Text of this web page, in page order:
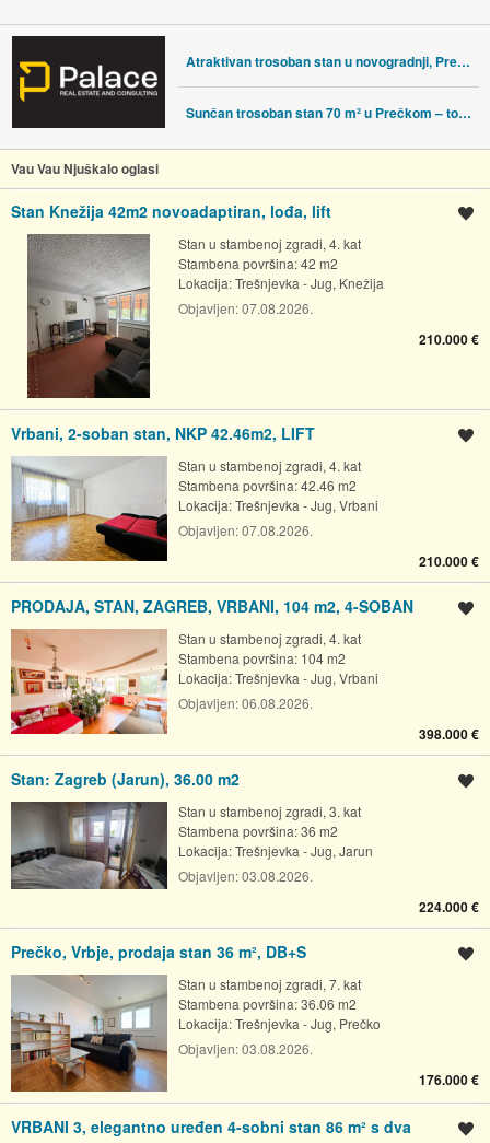
Atraktivan trosoban stan u novogradnji, Prečko, 106,71 m2
Sunčan trosoban stan 70 m² u Prečkom – top lokacija i povezanost
Vau Vau Njuškalo oglasi
Stan Knežija 42m2 novoadaptiran, lođa, lift
Stan u stambenoj zgradi, 4. kat
Stambena površina: 42 m2
Lokacija:Trešnjevka - Jug, Knežija
Objavljen:07.08.2026.
210.000 €
Vrbani, 2-soban stan, NKP 42.46m2, LIFT
Stan u stambenoj zgradi, 4. kat
Stambena površina: 42.46 m2
Lokacija:Trešnjevka - Jug, Vrbani
Objavljen:07.08.2026.
210.000 €
PRODAJA, STAN, ZAGREB, VRBANI, 104 m2, 4-SOBAN
Stan u stambenoj zgradi, 4. kat
Stambena površina: 104 m2
Lokacija:Trešnjevka - Jug, Vrbani
Objavljen:06.08.2026.
398.000 €
Stan: Zagreb (Jarun), 36.00 m2
Stan u stambenoj zgradi, 3. kat
Stambena površina: 36 m2
Lokacija:Trešnjevka - Jug, Jarun
Objavljen:03.08.2026.
224.000 €
Prečko, Vrbje, prodaja stan 36 m², DB+S
Stan u stambenoj zgradi, 7. kat
Stambena površina: 36.06 m2
Lokacija:Trešnjevka - Jug, Prečko
Objavljen:03.08.2026.
176.000 €
VRBANI 3, elegantno uređen 4-sobni stan 86 m² s dva